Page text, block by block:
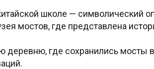
школе — символический
мостов, где представлена
деревню, где сохранились